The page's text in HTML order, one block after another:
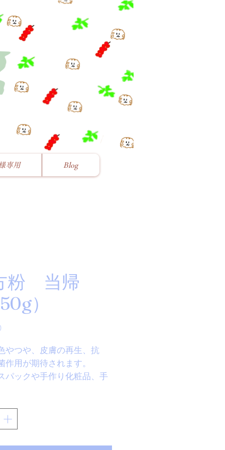
専用 Blog
粉 当帰
）
価
やつや、皮膚の再生、抗
作用が期待されます。
パックや手作り化粧品、手